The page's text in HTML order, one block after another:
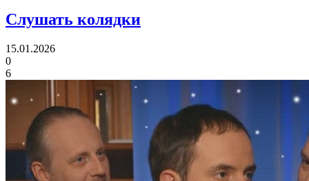
Слушать колядки
15.01.2026
0
6